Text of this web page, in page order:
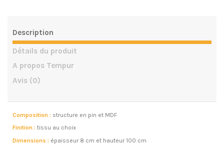
Description
Détails du produit
A propos Tempur
Avis (0)
Composition : structure en pin et MDF
Finition : tissu au choix
Dimensions : épaisseur 8 cm et hauteur 100 cm